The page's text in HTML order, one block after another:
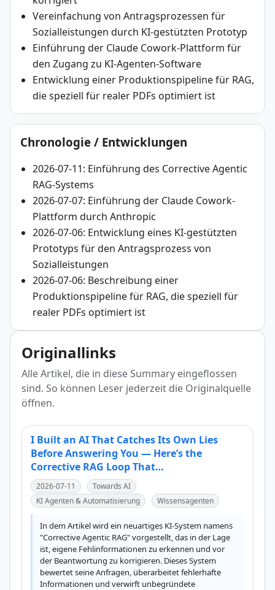
Vereinfachung von Antragsprozessen für
Sozialleistungen durch KI-gestützten Prototyp
Einführung der Claude Cowork-Plattform für
den Zugang zu KI-Agenten-Software
Entwicklung einer Produktionspipeline für RAG,
die speziell für realer PDFs optimiert ist
Chronologie / Entwicklungen
2026-07-11: Einführung des Corrective Agentic
RAG-Systems
2026-07-07: Einführung der Claude Cowork-
Plattform durch Anthropic
2026-07-06: Entwicklung eines KI-gestützten
Prototyps für den Antragsprozess von
Sozialleistungen
2026-07-06: Beschreibung einer
Produktionspipeline für RAG, die speziell für
realer PDFs optimiert ist
Originallinks
Alle Artikel, die in diese Summary eingeflossen
sind. So können Leser jederzeit die Originalquelle
öffnen.
I Built an AI That Catches Its Own Lies
Before Answering You — Here’s the
Corrective RAG Loop That…
2026-07-11
Towards AI
KI Agenten & Automatisierung
Wissensagenten
In dem Artikel wird ein neuartiges KI-System namens
"Corrective Agentic RAG" vorgestellt, das in der Lage
ist, eigene Fehlinformationen zu erkennen und vor
der Beantwortung zu korrigieren. Dieses System
bewertet seine Anfragen, überarbeitet fehlerhafte
Informationen und verwirft unbegründete